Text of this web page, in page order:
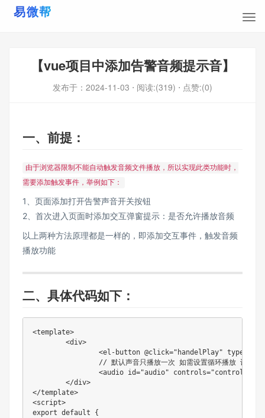
【vue项目中添加告警音频提示音】
发布于： 2024-11-03 ⋅ 阅读:(319) ⋅ 点赞:(0)
一、前提：
由于浏览器限制不能自动触发音频文件播放，所以实现此类功能时，
需要添加触发事件，举例如下：
1、页面添加打开告警声音开关按钮
2、首次进入页面时添加交互弹窗提示：是否允许播放音频
以上两种方法原理都是一样的，即添加交互事件，触发音频
播放功能
二、具体代码如下：
<template>
<div>
<el - button @click="handelPlay" type
// 默认声音只播放一次 如需设置循环播放 设置
<audio id="audio" controls="controls"
</div>
</template>
<script>
export default
{